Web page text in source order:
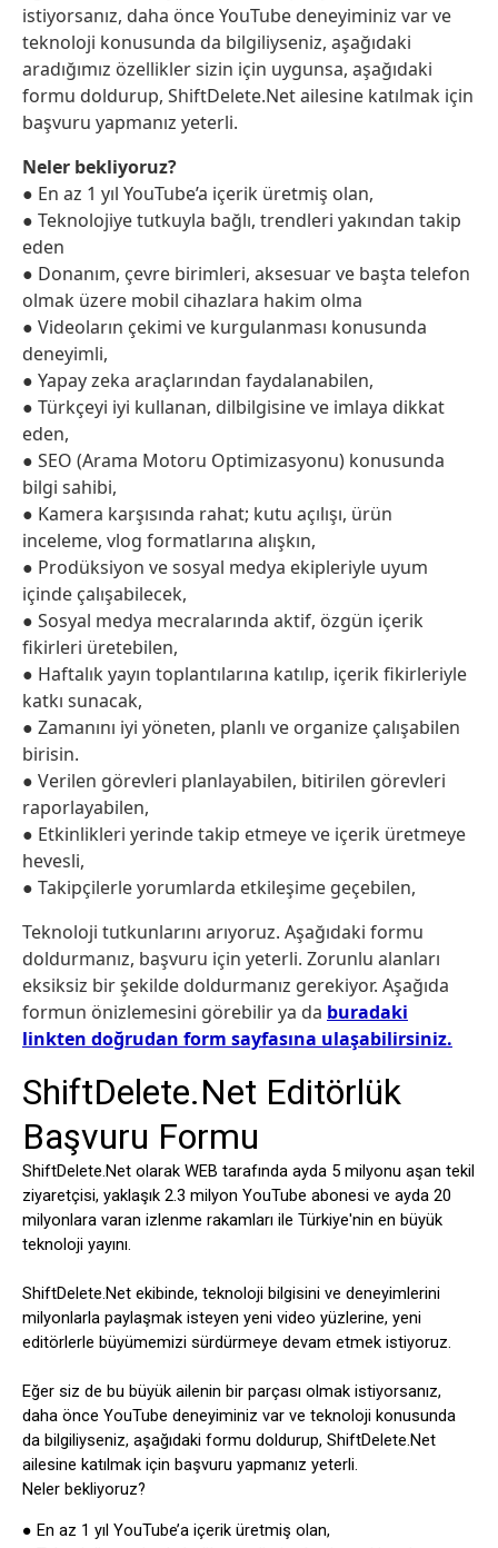
istiyorsanız, daha önce YouTube deneyiminiz var ve
teknoloji konusunda da bilgiliyseniz, aşağıdaki
aradığımız özellikler sizin için uygunsa, aşağıdaki
formu doldurup, ShiftDelete.Net ailesine katılmak için
başvuru yapmanız yeterli.
Neler bekliyoruz?
● En az 1 yıl YouTube’a içerik üretmiş olan,
● Teknolojiye tutkuyla bağlı, trendleri yakından takip
eden
● Donanım, çevre birimleri, aksesuar ve başta telefon
olmak üzere mobil cihazlara hakim olma
● Videoların çekimi ve kurgulanması konusunda
deneyimli,
● Yapay zeka araçlarından faydalanabilen,
● Türkçeyi iyi kullanan, dilbilgisine ve imlaya dikkat
eden,
● SEO (Arama Motoru Optimizasyonu) konusunda
bilgi sahibi,
● Kamera karşısında rahat; kutu açılışı, ürün
inceleme, vlog formatlarına alışkın,
● Prodüksiyon ve sosyal medya ekipleriyle uyum
içinde çalışabilecek,
● Sosyal medya mecralarında aktif, özgün içerik
fikirleri üretebilen,
● Haftalık yayın toplantılarına katılıp, içerik fikirleriyle
katkı sunacak,
● Zamanını iyi yöneten, planlı ve organize çalışabilen
birisin.
● Verilen görevleri planlayabilen, bitirilen görevleri
raporlayabilen,
● Etkinlikleri yerinde takip etmeye ve içerik üretmeye
hevesli,
● Takipçilerle yorumlarda etkileşime geçebilen,
Teknoloji tutkunlarını arıyoruz. Aşağıdaki formu
doldurmanız, başvuru için yeterli. Zorunlu alanları
eksiksiz bir şekilde doldurmanız gerekiyor. Aşağıda
formun önizlemesini görebilir ya da buradaki
linkten doğrudan form sayfasına ulaşabilirsiniz.